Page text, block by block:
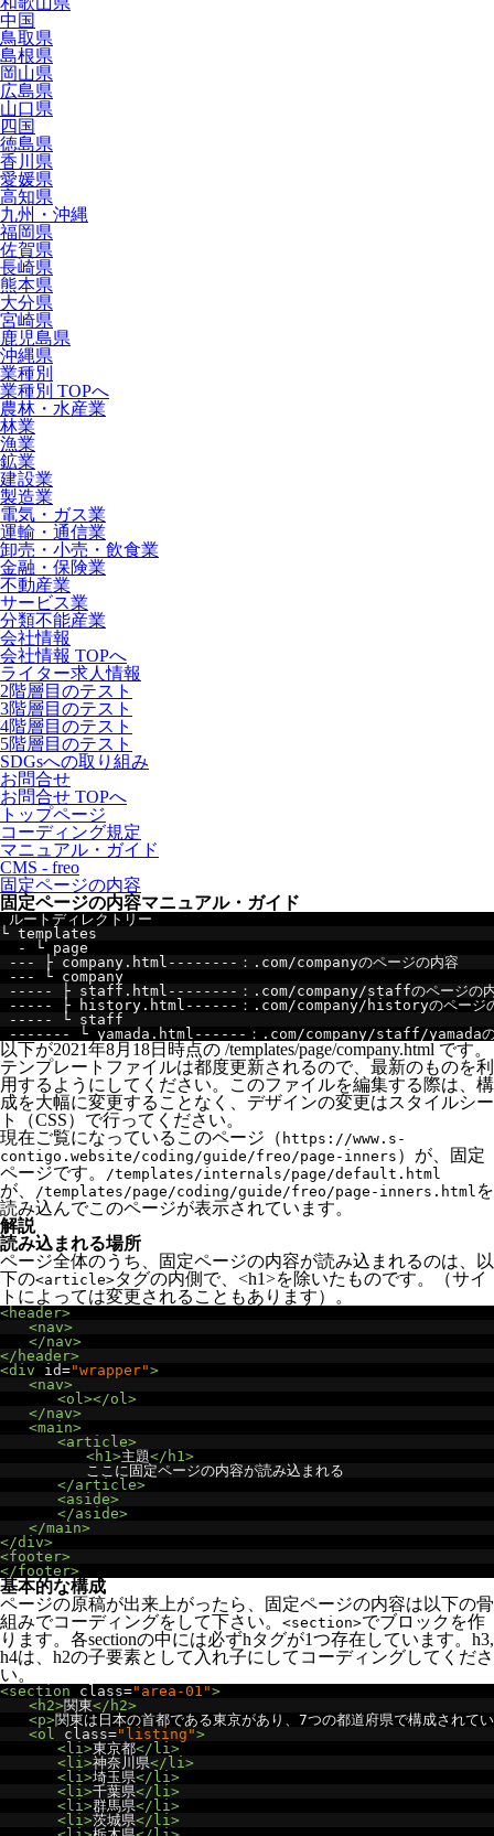
中国
鳥取県
島根県
岡山県
広島県
山口県
四国
徳島県
香川県
愛媛県
高知県
九州・沖縄
福岡県
佐賀県
長崎県
熊本県
大分県
宮崎県
鹿児島県
沖縄県
業種別
業種別 TOPへ
農林・水産業
林業
漁業
鉱業
建設業
製造業
電気・ガス業
運輸・通信業
卸売・小売・飲食業
金融・保険業
不動産業
サービス業
分類不能産業
会社情報
会社情報 TOPへ
ライター求人情報
2階層目のテスト
3階層目のテスト
4階層目のテスト
5階層目のテスト
SDGsへの取り組み
お問合せ
お問合せ TOPへ
トップページ
コーディング規定
マニュアル・ガイド
CMS - freo
固定ページの内容
固定ページの内容マニュアル・ガイド
ルートディレクトリー
└ templates
-
└ page
---
├ company . html --------：. com/companyのページの内容
---
└ company
-----
├ staff . html --------：. com/company/staffのページの
-----
├ history . html ------：. com/company/ historyのページ
-----
└ staff
-------
└ yamada . html ------：. com/company/staff/yamada
以下が2021年8月18日時点の /templates/page/company.html です。
テンプレートファイルは都度更新されるので、最新のものを利
用するようにしてください。このファイルを編集する際は、構
成を大幅に変更することなく、デザインの変更はスタイルシー
ト（CSS）で行ってください。
現在ご覧になっているこのページ（ https://www.s-
contigo.website/coding/guide/freo/page-inners ）が、固定
ページです。
/templates/internals/page/default.html
が、 /templates/page/coding/guide/freo/page-inners.html を
読み込んでこのページが表示されています。
解説
読み込まれる場所
ページ全体のうち、固定ページの内容が読み込まれるのは、以
下の<article>タグの内側で、<h1>を除いたものです。（サイ
トによっては変更されることもあります）。
<header>
<nav>
</nav>
</header>
<div
id="wrapper">
<nav>
<ol></ol>
</nav>
<main>
<article>
<h1>主題</h1>
ここに固定ページの内容が読み込まれる
</article>
<aside>
</aside>
</main>
</div>
<footer>
</footer>
基本的な構成
ページの原稿が出来上がったら、固定ページの内容は以下の骨
組みでコーディングをして下さい。 <section>でブロックを作
ります。各sectionの中には必ずhタグが1つ存在しています。h3,
h4は、h2の子要素として入れ子にしてコーディングしてくださ
い。
<section class="area-01">
<h2>関東</h2>
<p>関東は日本の首都である東京があり、7つの都道府県で構成されて
<ol
class="listing">
<li>東京都</li>
<li>神奈川県</li>
<li>埼玉県</li>
<li>千葉県</li>
<li>群馬県</li>
<li>茨城県</li>